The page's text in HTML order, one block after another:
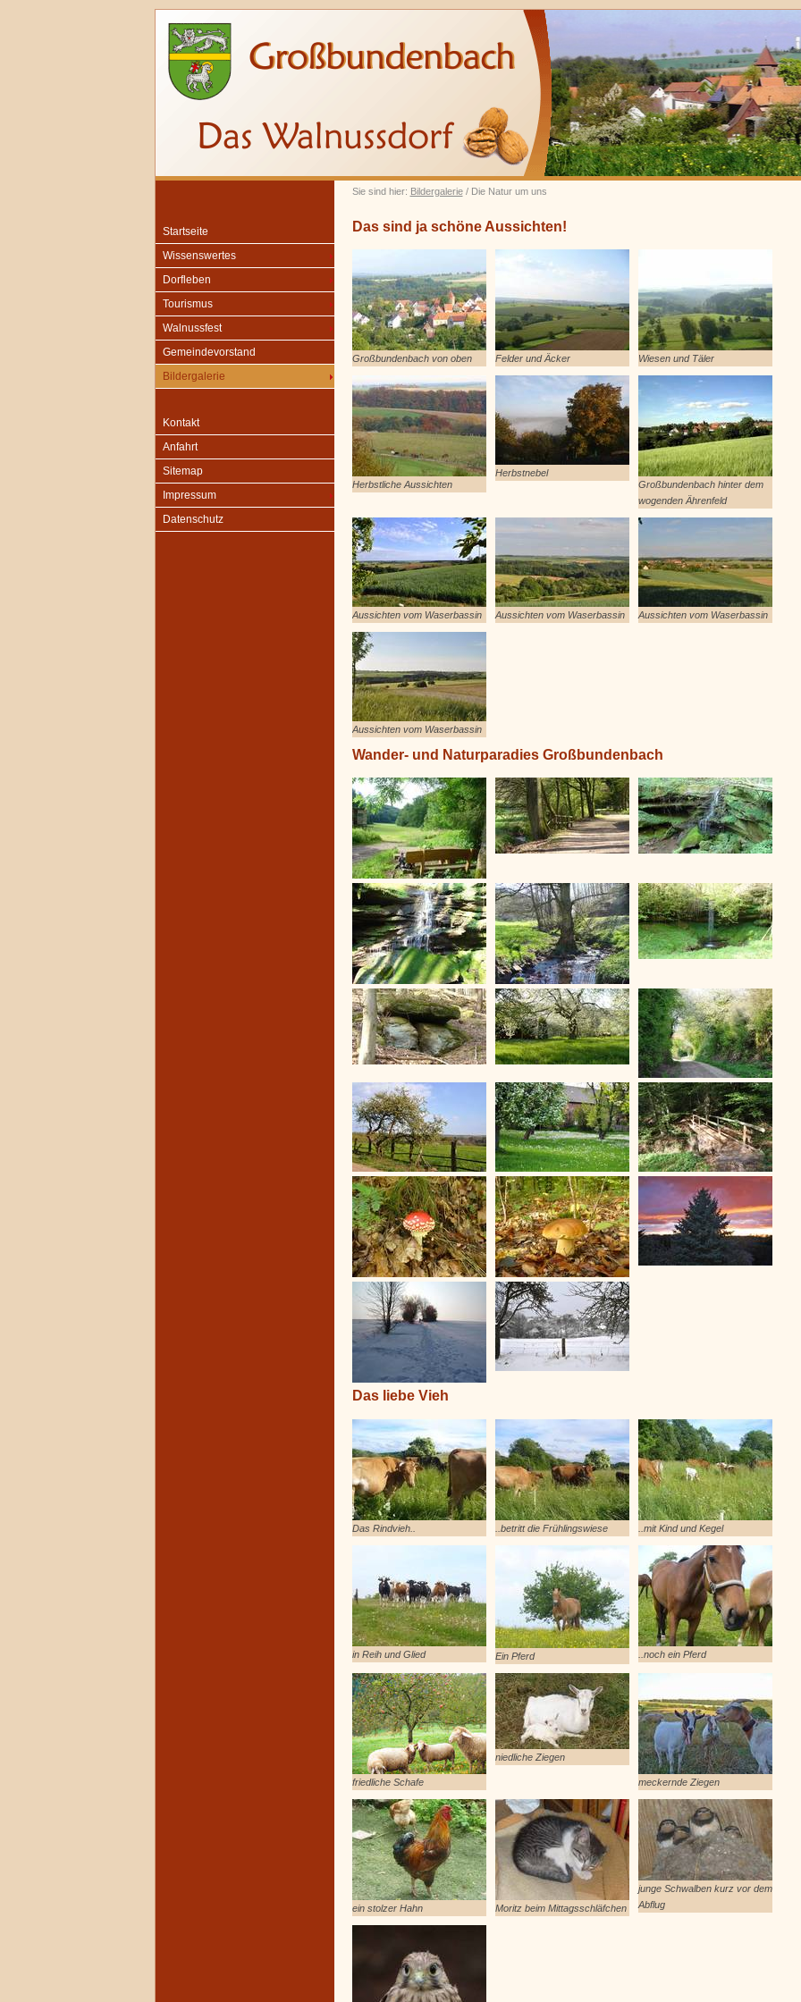
Sie sind hier: Bildergalerie/ Die Natur um uns
Startseite
Wissenswertes
Dorfleben
Tourismus
Walnussfest
Gemeindevorstand
Bildergalerie
Kontakt
Anfahrt
Sitemap
Impressum
Datenschutz
Das sind ja schöne Aussichten!
Großbundenbach von oben Felder und Äcker Wiesen und Täler
Herbstliche Aussichten
Herbstnebel
Großbundenbach hinter dem
wogenden Ährenfeld
Aussichten vom Waserbassin Aussichten vom Waserbassin Aussichten vom Waserbassin
Aussichten vom Waserbassin
Wander- und Naturparadies Großbundenbach
Das liebe Vieh
Das Rindvieh.. ..betritt die Frühlingswiese ..mit Kind und Kegel
in Reih und Glied Ein Pferd ..noch ein Pferd
friedliche Schafe
niedliche Ziegen
meckernde Ziegen
ein stolzer Hahn Moritz beim Mittagsschläfchen
junge Schwalben kurz vor dem
Abflug